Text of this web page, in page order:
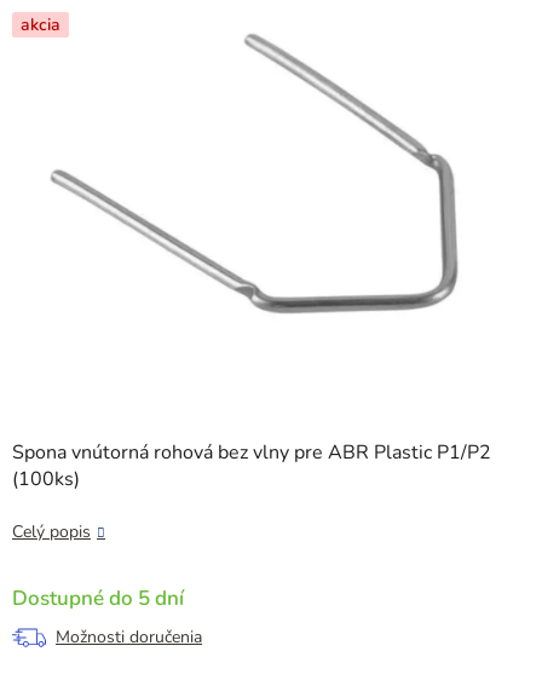
Spona vnútorná rohová bez vlny pre ABR Plastic P1/P2
(100ks)
Celý popis
Dostupné do 5 dní
Možnosti doručenia
z
5akcia